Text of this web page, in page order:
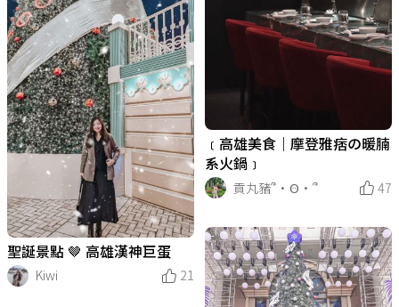
﹝高雄美食｜摩登雅痞の暖腩
系火鍋﹞
貢丸豬՞•Ꙫ•՞
47
聖誕景點 🤎 高雄漢神巨蛋
Kiwi
21